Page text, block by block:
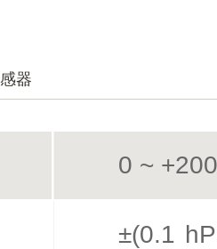
器
0 ~
±(0.1